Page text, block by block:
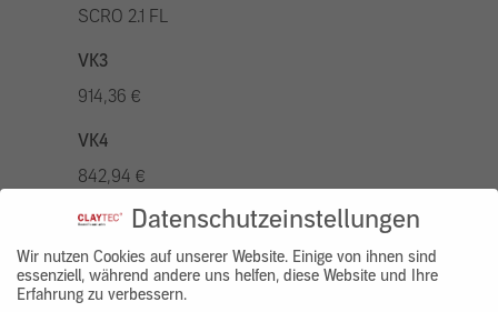
SCRO 2.1 FL
VK3
914,36 €
VK4
842,94 €
VK5
1042,96 €
VK7
Datenschutzeinstellungen
Wir nutzen Cookies auf unserer Website. Einige von ihnen sind
essenziell, während andere uns helfen, diese Website und Ihre
Erfahrung zu verbessern.